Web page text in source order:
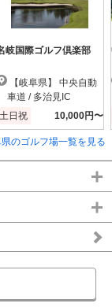
岐国際ゴルフ倶楽部
車道 / 多治見IC
土日祝
10,000円〜
のゴルフ場一覧を見る